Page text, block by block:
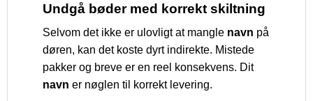
Undgå bøder med korrekt skiltning
Selvom det ikke er ulovligt at mangle navn på
døren, kan det koste dyrt indirekte. Mistede
pakker og breve er en reel konsekvens. Dit
navn er nøglen til korrekt levering.